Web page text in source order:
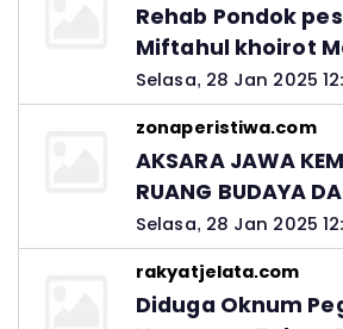
Rehab Pondok
Miftahul khoirot
Hutang Ke
Kadis PUPR
Jawab
Selasa, 28 Jan 2025
zonaperistiwa.com
AKSARA JAWA
RUANG BUDAYA
LELUHUR
Selasa, 28 Jan 2025
rakyatjelata.com
Diduga Oknum